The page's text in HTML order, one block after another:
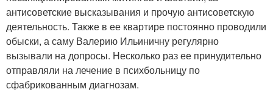
антисоветские высказывания и прочую антисоветскую
деятельность. Также в ее квартире постоянно проводили
обыски, а саму Валерию Ильиничну регулярно
вызывали на допросы. Несколько раз ее принудительно
отправляли на лечение в психбольницу по
сфабрикованным диагнозам.